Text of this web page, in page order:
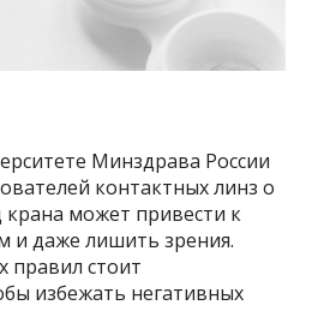
Минздрава России
контактных линз о
может привести к
и даже лишить зрения.
правил стоит
избежать негативных